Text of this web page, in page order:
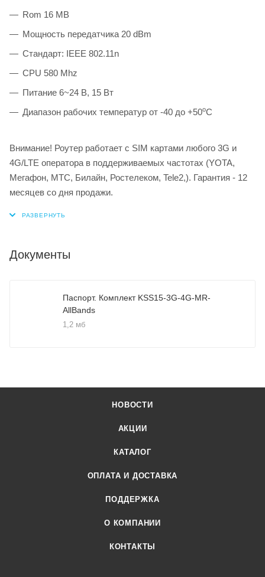
Rom 16 MB
Мощность передатчика 20 dBm
Стандарт: IEEE 802.11n
CPU 580 Mhz
Питание 6~24 В, 15 Вт
Диапазон рабочих температур от -40 до +50оС
Внимание! Роутер работает с SIM картами любого 3G и
4G/LTE оператора в поддерживаемых частотах (YOTA,
Мегафон, МТС, Билайн, Ростелеком, Tele2,). Гарантия - 12
месяцев со дня продажи.
Документы
Паспорт. Комплект KSS15-3G-4G-MR-
AllBands
1,2 мб
НОВОСТИ
АКЦИИ
КАТАЛОГ
ОПЛАТА И ДОСТАВКА
ПОДДЕРЖКА
О КОМПАНИИ
КОНТАКТЫ